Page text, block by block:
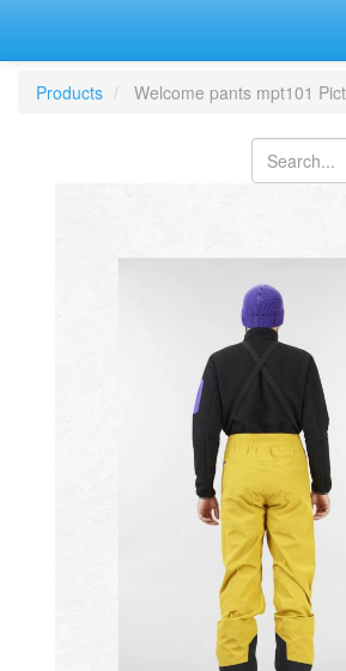
Products Welcome pants mpt101